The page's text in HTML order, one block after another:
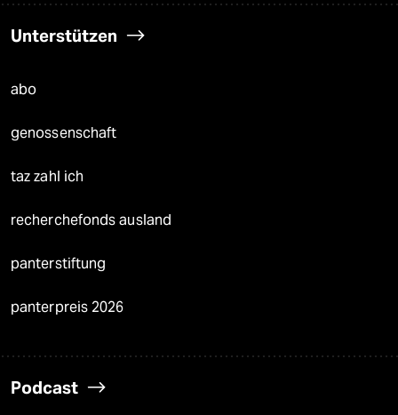
Unterstützen
abo
genossenschaft
taz zahl ich
recherchefonds ausland
panterstiftung
panterpreis 2026
Podcast